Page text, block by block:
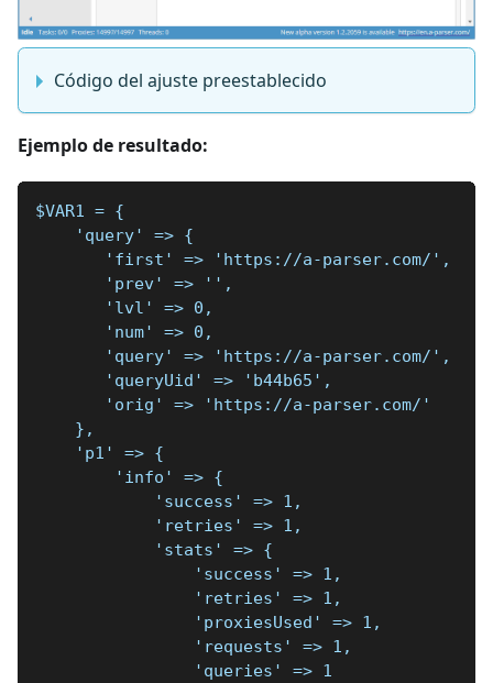
Código del ajuste preestablecido
Ejemplo de resultado:
$VAR1 = {
    'query' => {
       'first' => 'https://a-parser.com/',
       'prev' => '',
       'lvl' => 0,
       'num' => 0,
       'query' => 'https://a-parser.com/',
       'queryUid' => 'b44b65',
       'orig' => 'https://a-parser.com/'
    },
    'p1' => {
        'info' => {
            'success' => 1,
            'retries' => 1,
            'stats' => {
                'success' => 1,
                'retries' => 1,
                'proxiesUsed' => 1,
                'requests' => 1,
                'queries' => 1